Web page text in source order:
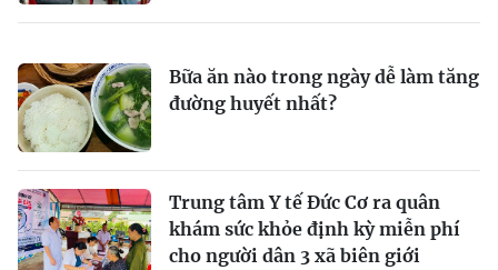
Bữa ăn nào trong ngày dễ làm tăng
đường huyết nhất?
Trung tâm Y tế Đức Cơ ra quân
khám sức khỏe định kỳ miễn phí
cho người dân 3 xã biên giới